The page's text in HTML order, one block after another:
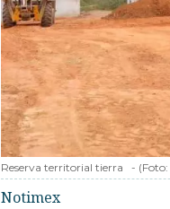
Reserva territorial tierra - (Foto:
Notimex